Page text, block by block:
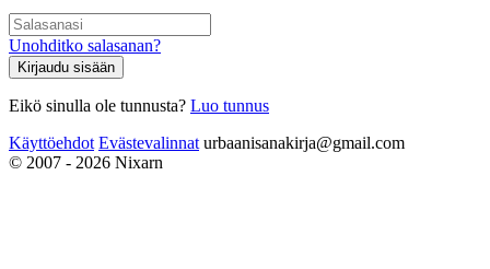
Unohditko salasanan?
Kirjaudu sisään
Eikö sinulla ole tunnusta? Luo tunnus
Käyttöehdot Evästevalinnat urbaanisanakirja@gmail.com
© 2007 - 2026 Nixarn